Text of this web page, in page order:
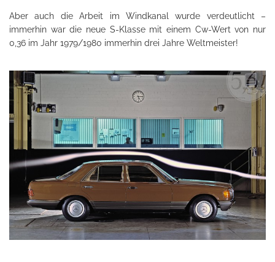
Aber auch die Arbeit im Windkanal wurde verdeutlicht –
immerhin war die neue S-Klasse mit einem Cw-Wert von nur
0,36 im Jahr 1979/1980 immerhin drei Jahre Weltmeister!